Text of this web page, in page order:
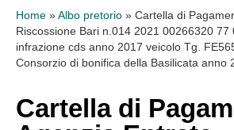
Home » Albo pretorio » Cartella di
Riscossione Bari n.014 2021 00266320
infrazione cds anno 2017 veicolo Tg.
Consorzio di bonifica della Basilicata anno
Cartella di